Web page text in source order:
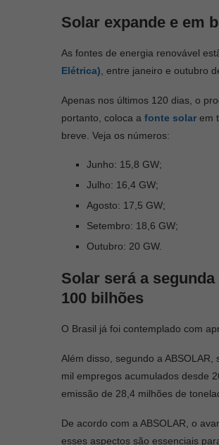
Solar expande e em
As fontes de energia renovável
Elétrica) , entre janeiro e outubro
Apenas nos últimos 120 dias, o
portanto, coloca a fonte solar em
breve. Veja os números:
Junho: 15,8 GW;
Julho: 16,4 GW;
Agosto: 17,5 GW;
Setembro: 18,6 GW;
Outubro: 20 GW.
Solar será a
100 bilhões
O Brasil já foi contemplado com
Além disso, segundo a
mil empregos acumulados desde
emissão de 28,4 milhões de
De acordo com a ABSOLAR, o
esses aspectos são essenciais